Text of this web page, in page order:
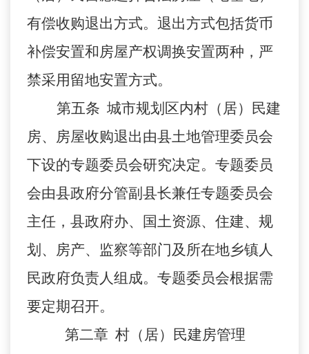
有偿收购退出方式。退出方式包括货币
补偿安置和房屋产权调换安置两种，严
禁采用留地安置方式。
第五条 城市规划区内村（居）民建
房、房屋收购退出由县土地管理委员会
下设的专题委员会研究决定。专题委员
会由县政府分管副县长兼任专题委员会
主任，县政府办、国土资源、住建、规
划、房产、监察等部门及所在地乡镇人
民政府负责人组成。专题委员会根据需
要定期召开。
第二章 村（居）民建房管理